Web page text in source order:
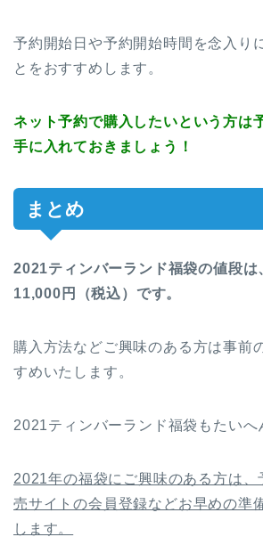
予約開始日や予約開始時間を念入り
とをおすすめします。
ネット予約で購入したいという方は
手に入れておきましょう！
まとめ
2021ティンバーランド福袋の値段は
11,000円（税込）です。
購入方法などご興味のある方は事前
すめいたします。
2021ティンバーランド福袋もたいへ
2021年の福袋にご興味のある方は、
売サイトの会員登録などお早めの準
します。